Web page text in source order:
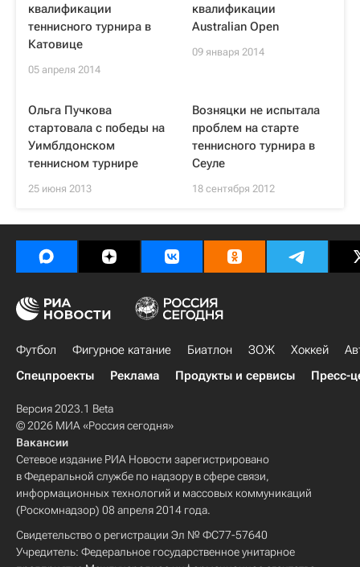
квалификации
теннисного турнира в
Катовице
05 апреля 2014
квалификации
Australian Open
09 января 2014
Ольга Пучкова
стартовала с победы на
Уимблдонском
теннисном турнире
25 июня 2013
Возняцки не испытала
проблем на старте
теннисного турнира в
Сеуле
18 сентября 2012
Футбол Фигурное катание Биатлон ЗОЖ Хоккей
Спецпроекты
Реклама Продукты и сервисы Пресс-
Версия 2023.1 Beta
© 2026 МИА «Россия сегодня»
Вакансии
Сетевое издание РИА Новости зарегистрировано
в Федеральной службе по надзору в сфере связи,
информационных технологий и массовых коммуникаций
(Роскомнадзор) 08 апреля 2014 года.
Свидетельство о регистрации Эл № ФС77-57640
Учредитель: Федеральное государственное унитарное